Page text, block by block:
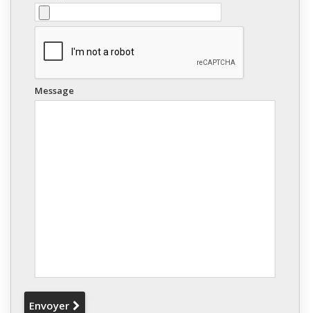
Message
Envoyer